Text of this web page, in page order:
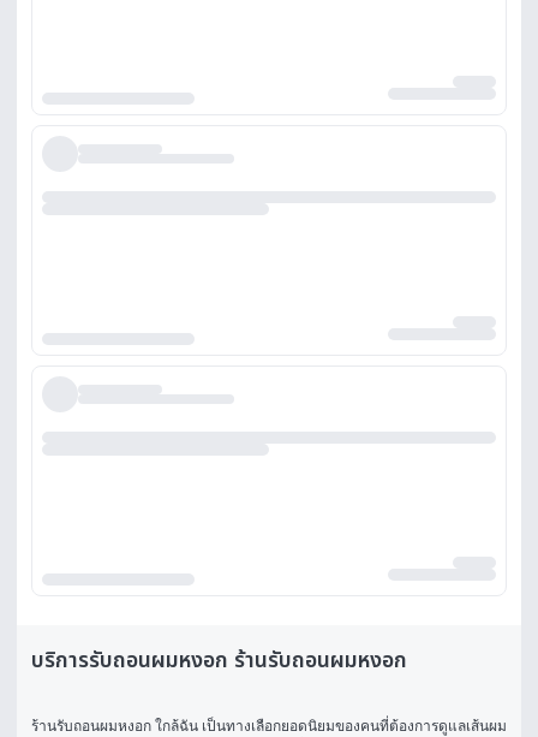
บริการรับถอนผมหงอก ร้านรับถอนผมหงอก
ร้านรับถอนผมหงอก ใกล้ฉัน เป็นทางเลือกยอดนิยมของคนที่ต้องการดูแลเส้นผม